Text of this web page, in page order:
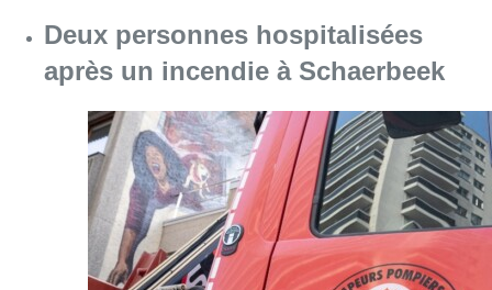
Deux personnes hospitalisées
après un incendie à Schaerbeek